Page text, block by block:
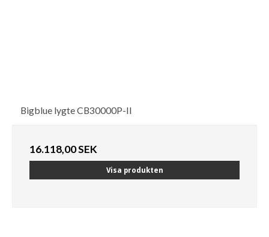
Bigblue lygte CB30000P-II
16.118,00 SEK
Visa produkten